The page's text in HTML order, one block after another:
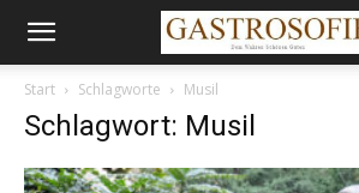
Start Schlagworte Musil
Schlagwort: Musil